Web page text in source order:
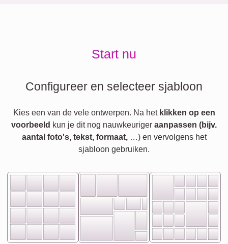
Start nu
Configureer en selecteer sjabloon
Kies een van de vele ontwerpen. Na het klikken op een
voorbeeld kun je dit nog nauwkeuriger aanpassen (bijv.
aantal foto's, tekst, formaat,…) en vervolgens het
sjabloon gebruiken.